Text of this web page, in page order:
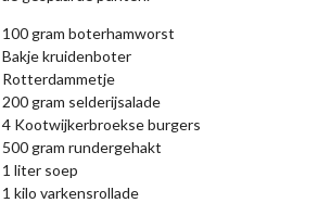
100 gram boterhamworst
Bakje kruidenboter
Rotterdammetje
200 gram selderijsalade
4 Kootwijkerbroekse burgers
500 gram rundergehakt
1 liter soep
1 kilo varkensrollade